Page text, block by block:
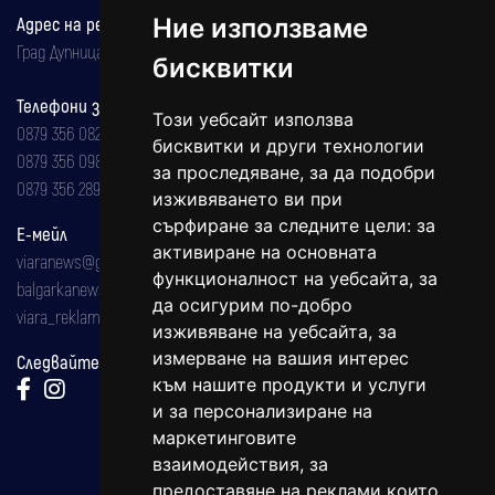
Ние използваме
бисквитки
Този уебсайт използва
бисквитки и други технологии
за проследяване, за да подобри
изживяването ви при
сърфиране за следните цели: за
активиране на основната
функционалност на уебсайта, за
да осигурим по-добро
изживяване на уебсайта, за
измерване на вашия интерес
към нашите продукти и услуги
и за персонализиране на
маркетинговите
взаимодействия, за
предоставяне на реклами които
Адрес на редакцията
Град Дупница, ул.''Христо Ботев" 43
Телефони за реклама и абонаменти
0879 356 082
0879 356 098
0879 356 289
Е-мейл
viaranews@gmail.com
balgarkanews@gmail.com
viara_reklama@mail.bg
Следвайте ни: